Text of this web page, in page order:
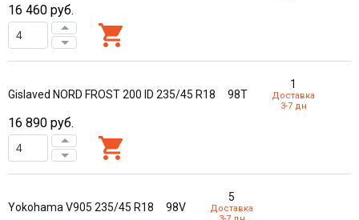
16 460 руб.
Gislaved NORD FROST 200 ID 235/45 R18 98T
1
Доставка
3-7 дн
16 890 руб.
Yokohama V905 235/45 R18 98V
5
Доставка